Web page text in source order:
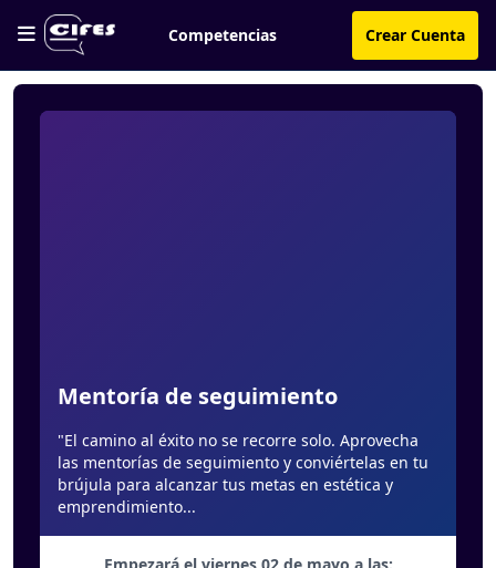
Competencias Crear Cuenta
Mentoría de seguimiento
"El camino al éxito no se recorre solo. Aprovecha
las mentorías de seguimiento y conviértelas en tu
brújula para alcanzar tus metas en estética y
emprendimiento...